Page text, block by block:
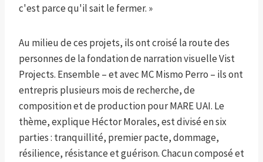
c'est parce qu'il sait le fermer. »
Au milieu de ces projets, ils ont croisé la route des
personnes de la fondation de narration visuelle Vist
Projects. Ensemble – et avec MC Mismo Perro – ils ont
entrepris plusieurs mois de recherche, de
composition et de production pour MARE UAI. Le
thème, explique Héctor Morales, est divisé en six
parties : tranquillité, premier pacte, dommage,
résilience, résistance et guérison. Chacun composé et